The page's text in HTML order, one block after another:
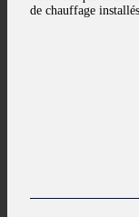
de chauffage